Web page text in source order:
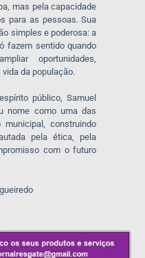
mas pela capacidade
para as pessoas. Sua
simples e poderosa: a
fazem sentido quando
oportunidades,
da população.
público, Samuel
nome como uma das
construindo
pela ética, pela
com o futuro